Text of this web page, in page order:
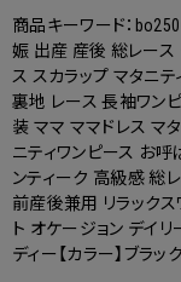
商品キーワード：
娠 出産 産後 総レース
ス スカラップ マタニ
裏地 レース 長袖ワン
装 ママ ママドレス マ
ニティワンピース お
ンティーク 高級感 総
前産後兼用 リラックス
ト オケージョン デイ
ディー【カラー】ブラ